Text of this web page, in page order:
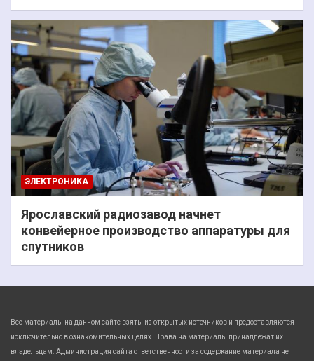
ЭЛЕКТРОНИКА
Ярославский радиозавод начнет
конвейерное производство аппаратуры для
спутников
Все материалы на данном сайте взяты из открытых источников и предоставляются
исключительно в ознакомительных целях. Права на материалы принадлежат их
владельцам. Администрация сайта ответственности за содержание материала не